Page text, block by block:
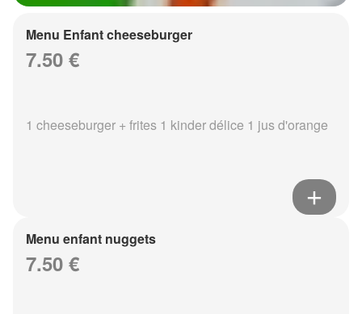
Menu Enfant cheeseburger
7.50 €
1 cheeseburger + frites 1 kinder délice 1 jus d'orange
Menu enfant nuggets
7.50 €